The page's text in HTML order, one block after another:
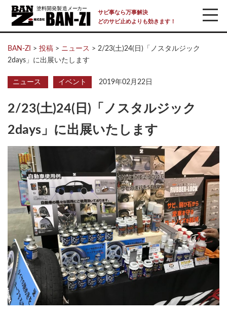
サビ事なら万事解決
どのサビ止めよりも効きます！
BAN-ZI > 投稿 > ニュース > 2/23(土)24(日)「ノスタルジック
2days」に出展いたします
ニュース イベント 2019年02月22日
2/23(土)24(日)「ノスタルジック
2days」に出展いたします